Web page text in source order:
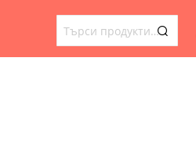
ТЪРСЕНЕ